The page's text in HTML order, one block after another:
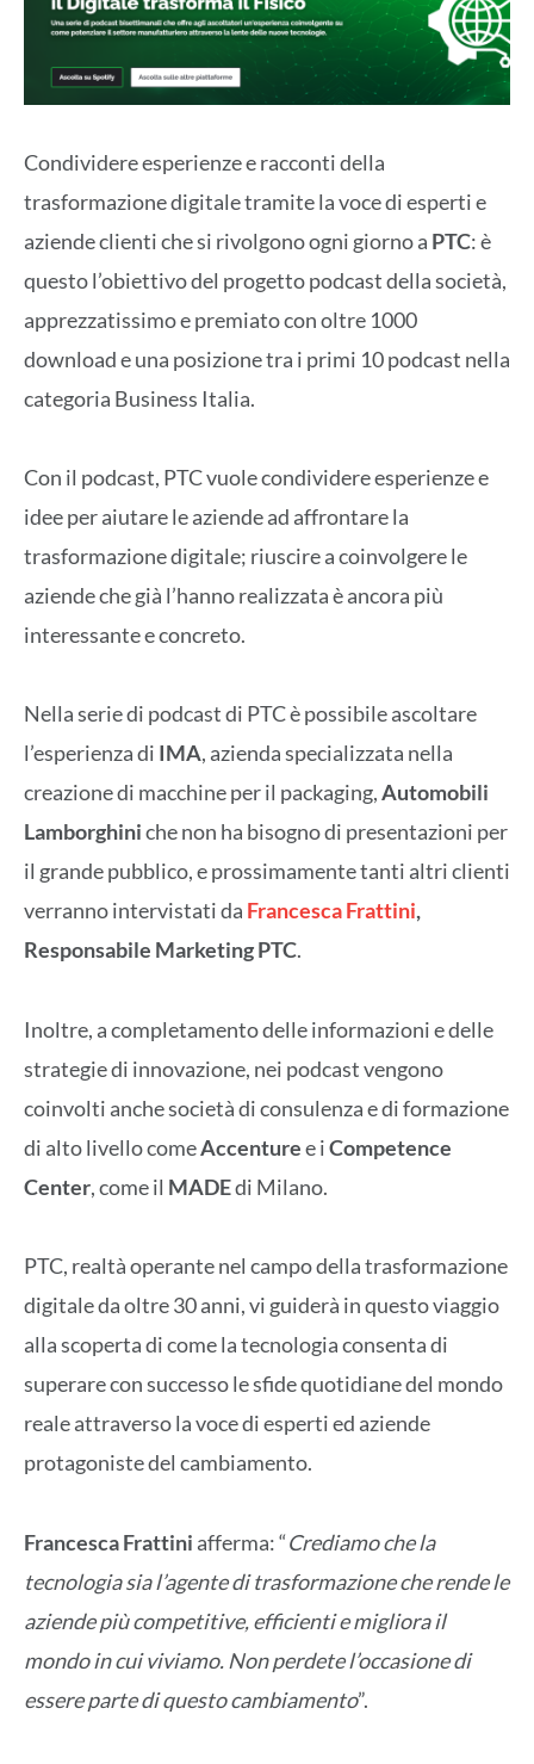
Condividere esperienze e racconti della
trasformazione digitale tramite la voce di esperti e
aziende clienti che si rivolgono ogni giorno a PTC: è
questo l’obiettivo del progetto podcast della società,
apprezzatissimo e premiato con oltre 1000
download e una posizione tra i primi 10 podcast nella
categoria Business Italia.
Con il podcast, PTC vuole condividere esperienze e
idee per aiutare le aziende ad affrontare la
trasformazione digitale; riuscire a coinvolgere le
aziende che già l’hanno realizzata è ancora più
interessante e concreto.
Nella serie di podcast di PTC è possibile ascoltare
l’esperienza di IMA, azienda specializzata nella
creazione di macchine per il packaging,Automobili
Lamborghiniche non ha bisogno di presentazioni per
il grande pubblico, e prossimamente tanti altri clienti
verranno intervistati da Francesca Frattini,
Responsabile Marketing PTC.
Inoltre, a completamento delle informazioni e delle
strategie di innovazione, nei podcast vengono
coinvolti anche società di consulenza e di formazione
di alto livello comeAccenturee iCompetence
Center, come il MADEdi Milano.
PTC, realtà operante nel campo della trasformazione
digitale da oltre 30 anni, vi guiderà in questo viaggio
alla scoperta di come la tecnologia consenta di
superare con successo le sfide quotidiane del mondo
reale attraverso la voce di esperti ed aziende
protagoniste del cambiamento.
Francesca Frattini afferma: “Crediamo che la
tecnologia sia l’agente di trasformazione che rende le
aziende più competitive, efficienti e migliora il
mondo in cui viviamo. Non perdete l’occasione di
essere parte di questo cambiamento”.